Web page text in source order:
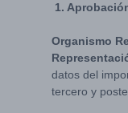
1.
Organismo
datos del
tercero y